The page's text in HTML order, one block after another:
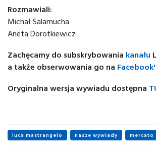
Rozmawiali:
Michał Salamucha
Aneta Dorotkiewicz
Zachęcamy do subskrybowania kanału
a także obserwowania go na
Oryginalna wersja wywiadu dostępna
luca mastrangelo nasze wywiady mercato